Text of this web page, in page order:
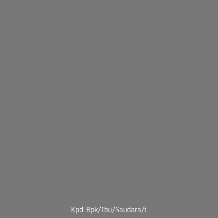
Kpd Bpk/Ibu/Saudara/i